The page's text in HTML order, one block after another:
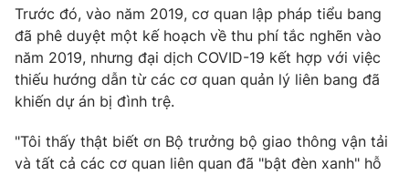
Liên hệ tòa soạn English
THỜI BÁO VTV
Trước đó, vào năm 2019, cơ quan lập pháp tiểu bang
đã phê duyệt một kế hoạch về thu phí tắc nghẽn vào
năm 2019, nhưng đại dịch COVID-19 kết hợp với việc
thiếu hướng dẫn từ các cơ quan quản lý liên bang đã
khiến dự án bị đình trệ.
"Tôi thấy thật biết ơn Bộ trưởng bộ giao thông vận tải
và tất cả các cơ quan liên quan đã "bật đèn xanh" hỗ